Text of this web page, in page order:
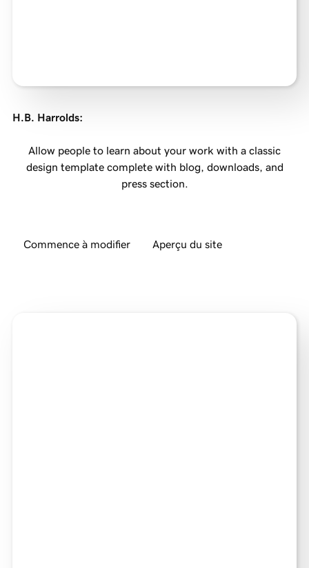
H.B. Harrolds:
Allow people to learn about your work with a classic
design template complete with blog, downloads, and
press section.
Commence à modifier Aperçu du site